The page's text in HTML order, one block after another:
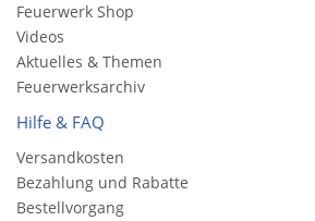
Feuerwerk Shop
Videos
Aktuelles & Themen
Feuerwerksarchiv
Hilfe & FAQ
Versandkosten
Bezahlung und Rabatte
Bestellvorgang